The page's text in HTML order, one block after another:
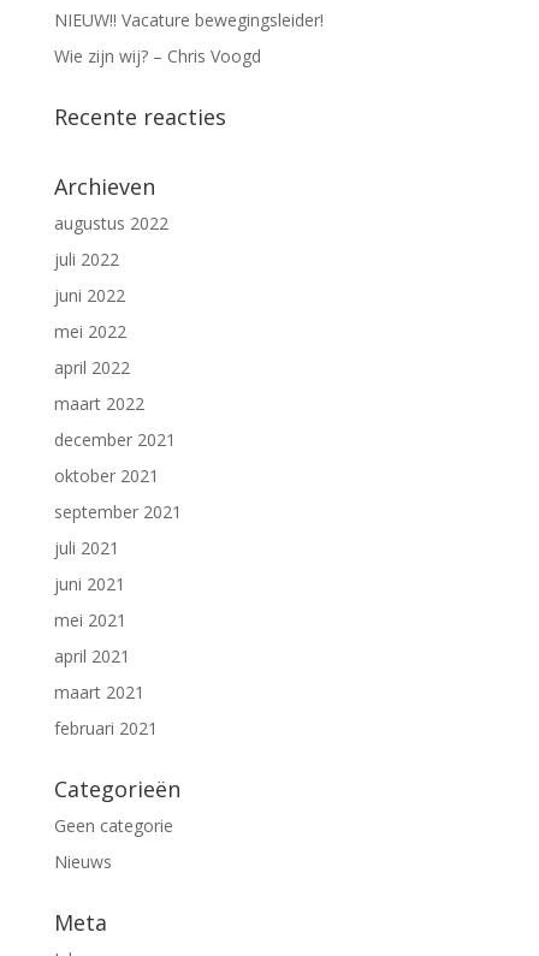
NIEUW!! Vacature bewegingsleider!
Wie zijn wij? – Chris Voogd
Recente reacties
Archieven
augustus 2022
juli 2022
juni 2022
mei 2022
april 2022
maart 2022
december 2021
oktober 2021
september 2021
juli 2021
juni 2021
mei 2021
april 2021
maart 2021
februari 2021
Categorieën
Geen categorie
Nieuws
Meta